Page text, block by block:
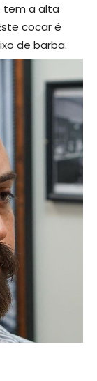
tem a alta
cocar é
de barba.